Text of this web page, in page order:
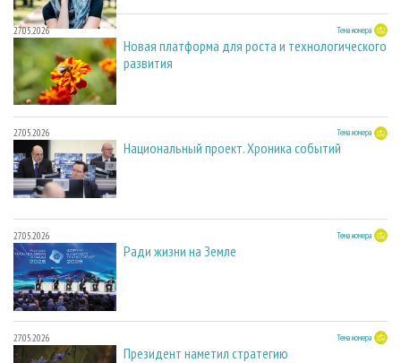
27.05.2026 Тема номера
Новая платформа для роста и технологического
развития
27.05.2026 Тема номера
Национальный проект. Хроника событий
27.05.2026 Тема номера
Ради жизни на Земле
27.05.2026 Тема номера
Президент наметил стратегию